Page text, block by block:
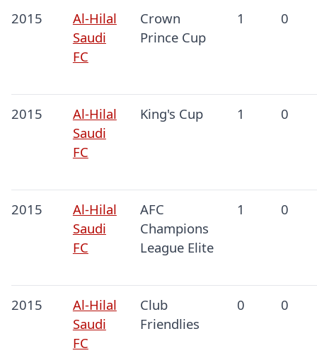
2015
Al-Hilal
Saudi
FC
Crown
Prince Cup
1 0
2015
Al-Hilal
Saudi
FC
King's Cup 1 0
2015
Al-Hilal
Saudi
FC
AFC
Champions
League Elite
1 0
2015
Al-Hilal
Saudi
FC
Club
Friendlies
0 0